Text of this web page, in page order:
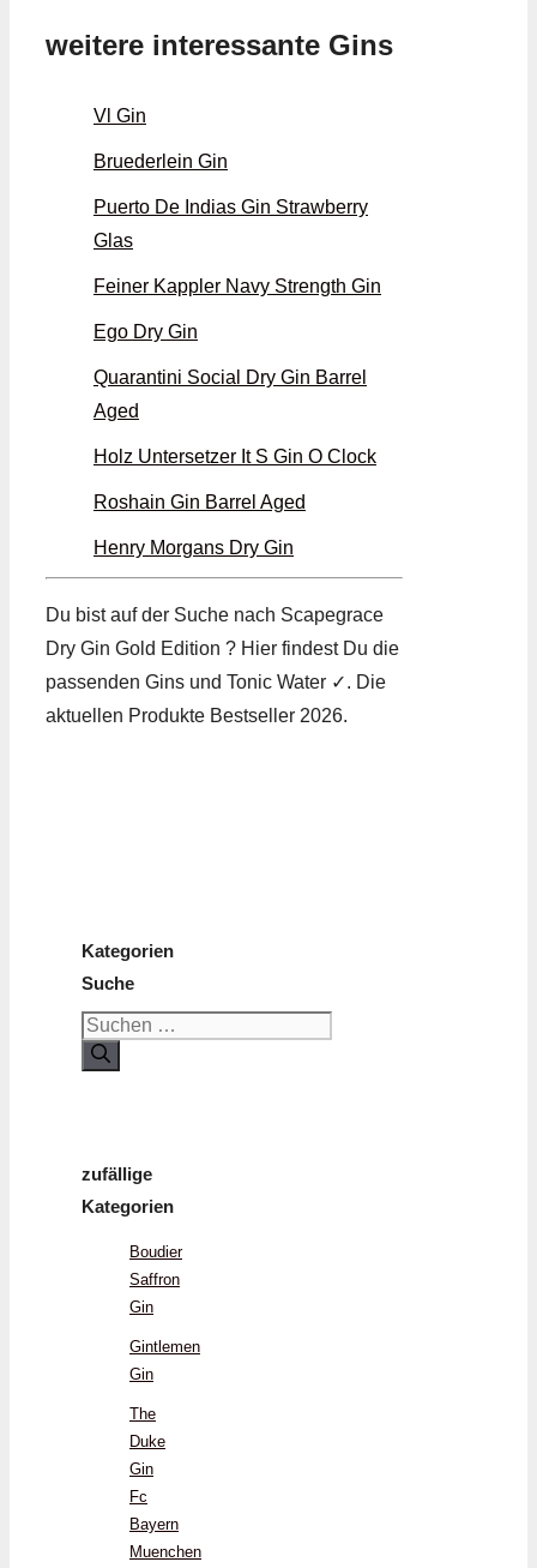
weitere interessante Gins
Vl Gin
Bruederlein Gin
Puerto De Indias Gin Strawberry
Glas
Feiner Kappler Navy Strength Gin
Ego Dry Gin
Quarantini Social Dry Gin Barrel
Aged
Holz Untersetzer It S Gin O Clock
Roshain Gin Barrel Aged
Henry Morgans Dry Gin
Du bist auf der Suche nach Scapegrace
Dry Gin Gold Edition ? Hier findest Du die
passenden Gins und Tonic Water ✓. Die
aktuellen Produkte Bestseller 2026.
Kategorien
Suche
Suchen
nach:
zufällige
Kategorien
Boudier
Saffron
Gin
Gintlemen
Gin
The
Duke
Gin
Fc
Bayern
Muenchen